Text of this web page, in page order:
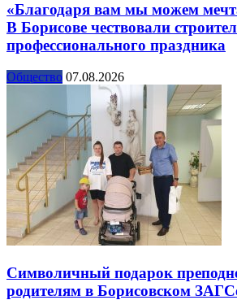
«Благодаря вам мы можем
В Борисове чествовали
профессионального праздника
Общество 07.08.2026
Символичный подарок
родителям в Борисовском